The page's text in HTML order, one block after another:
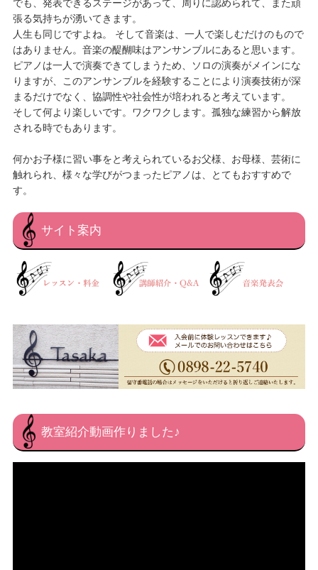
でも、発表できるステージがあって、周りに認められて、また頑
張る気持ちが湧いてきます。
人生も同じですよね。 そして音楽は、一人で楽しむだけのもので
はありません。音楽の醍醐味はアンサンブルにあると思います。
ピアノは一人で演奏できてしまうため、ソロの演奏がメインにな
りますが、このアンサンブルを経験することにより演奏技術が深
まるだけでなく、協調性や社会性が培われると考えています。
そして何より楽しいです。ワクワクします。孤独な練習から解放
される時でもあります。
何かお子様に習い事をと考えられているお父様、お母様、芸術に
触れられ、様々な学びがつまったピアノは、とてもおすすめで
す。
サイト案内
教室紹介動画作りました♪